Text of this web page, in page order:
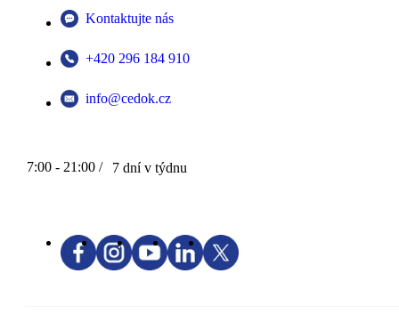
Kontaktujte nás
+420 296 184 910
info@cedok.cz
7:00 - 21:00 / 7 dní v týdnu